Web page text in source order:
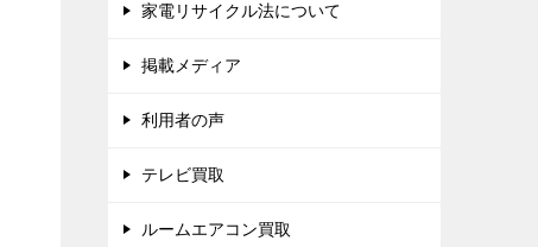
家電リサイクル法について
掲載メディア
利用者の声
テレビ買取
ルームエアコン買取